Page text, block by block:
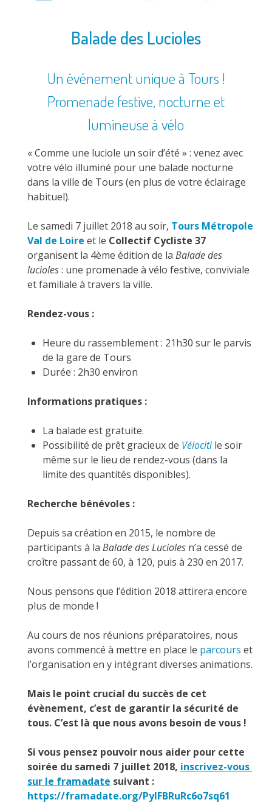
Balade des Lucioles
Un événement unique à Tours !
Promenade festive, nocturne et
lumineuse à vélo
« Comme une luciole un soir d’été » : venez avec
votre vélo illuminé pour une balade nocturne
dans la ville de Tours (en plus de votre éclairage
habituel).
Le samedi 7 juillet 2018 au soir, Tours Métropole
Val de Loire et le Collectif Cycliste 37
organisent la 4ème édition de la Balade des
lucioles: une promenade à vélo festive, conviviale
et familiale à travers la ville.
Rendez-vous :
Heure du rassemblement : 21h30 sur le parvis
de la gare de Tours
Durée : 2h30 environ
Informations pratiques :
La balade est gratuite.
Possibilité de prêt gracieux de Vélocitile soir
même sur le lieu de rendez-vous (dans la
limite des quantités disponibles).
Recherche bénévoles :
Depuis sa création en 2015, le nombre de
participants à la Balade des Lucioles n’a cessé de
croître passant de 60, à 120, puis à 230 en 2017.
Nous pensons que l’édition 2018 attirera encore
plus de monde !
Au cours de nos réunions préparatoires, nous
avons commencé à mettre en place le parcours et
l’organisation en y intégrant diverses animations.
Mais le point crucial du succès de cet
évènement, c’est de garantir la sécurité de
tous. C’est là que nous avons besoin de vous !
Si vous pensez pouvoir nous aider pour cette
soirée du samedi 7 juillet 2018, inscrivez-vous
sur le framadate suivant :
https://framadate.org/PyIFBRuRc6o7sq61